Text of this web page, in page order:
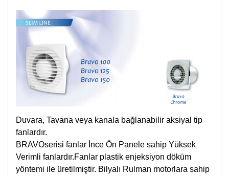
Duvara, Tavana veya kanala bağlanabilir aksiyal tip
fanlardır.
BRAVOserisi fanlar İnce Ön Panele sahip Yüksek
Verimli fanlardır.Fanlar plastik enjeksiyon döküm
yöntemi ile üretilmiştir. Bilyalı Rulman motorlara sahip